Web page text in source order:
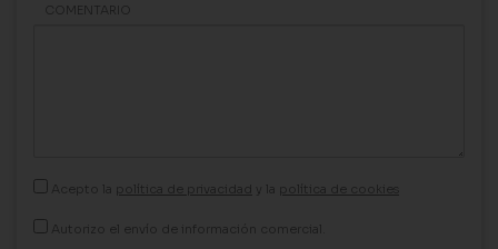
COMENTARIO
Acepto la política de privacidad y la política de cookies
Autorizo el envío de información comercial.